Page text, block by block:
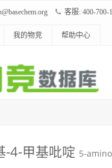
客服: 400-700-
我的物竞 帮助中心
-4-甲基吡啶 5-